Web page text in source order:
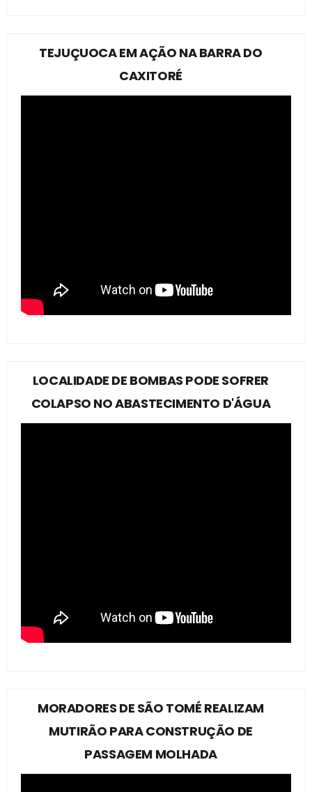
TEJUÇUOCA EM AÇÃO NA BARRA DO
CAXITORÉ
LOCALIDADE DE BOMBAS PODE SOFRER
COLAPSO NO ABASTECIMENTO D'ÁGUA
MORADORES DE SÃO TOMÉ REALIZAM
MUTIRÃO PARA CONSTRUÇÃO DE
PASSAGEM MOLHADA